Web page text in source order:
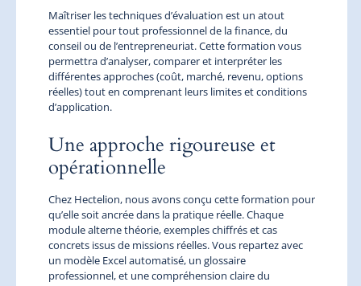
Maîtriser les techniques d’évaluation est un atout
essentiel pour tout professionnel de la finance, du
conseil ou de l’entrepreneuriat. Cette formation vous
permettra d’analyser, comparer et interpréter les
différentes approches (coût, marché, revenu, options
réelles) tout en comprenant leurs limites et conditions
d’application.
Une approche rigoureuse et
opérationnelle
Chez Hectelion, nous avons conçu cette formation pour
qu’elle soit ancrée dans la pratique réelle. Chaque
module alterne théorie, exemples chiffrés et cas
concrets issus de missions réelles. Vous repartez avec
un modèle Excel automatisé, un glossaire
professionnel, et une compréhension claire du